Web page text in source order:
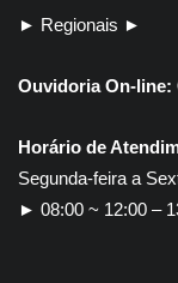
► Regionais ►
Ouvidoria On-line:
Horário de
Segunda-feira a
► 08:00 ~ 12:00 –